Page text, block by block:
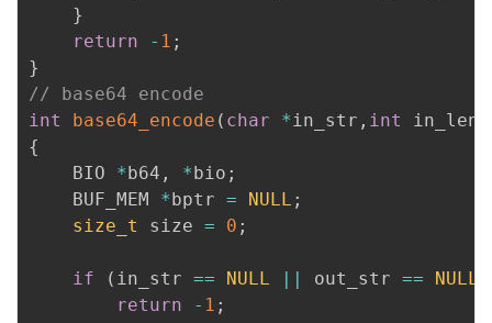
}
return
- 1 ;
}
// base64 encode
int
base64_encode ( char *in_str , int in_len
{
	BIO
*b64 , *bio ;
	BUF_MEM
*bptr = NULL ;
size_t
size = 0 ;
if ( in_str == NULL || out_str == NULL
return
- 1 ;